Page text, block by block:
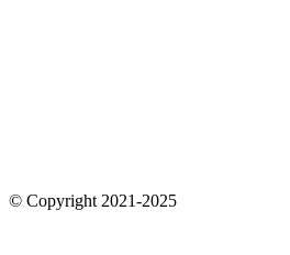
© Copyright 2021-2025